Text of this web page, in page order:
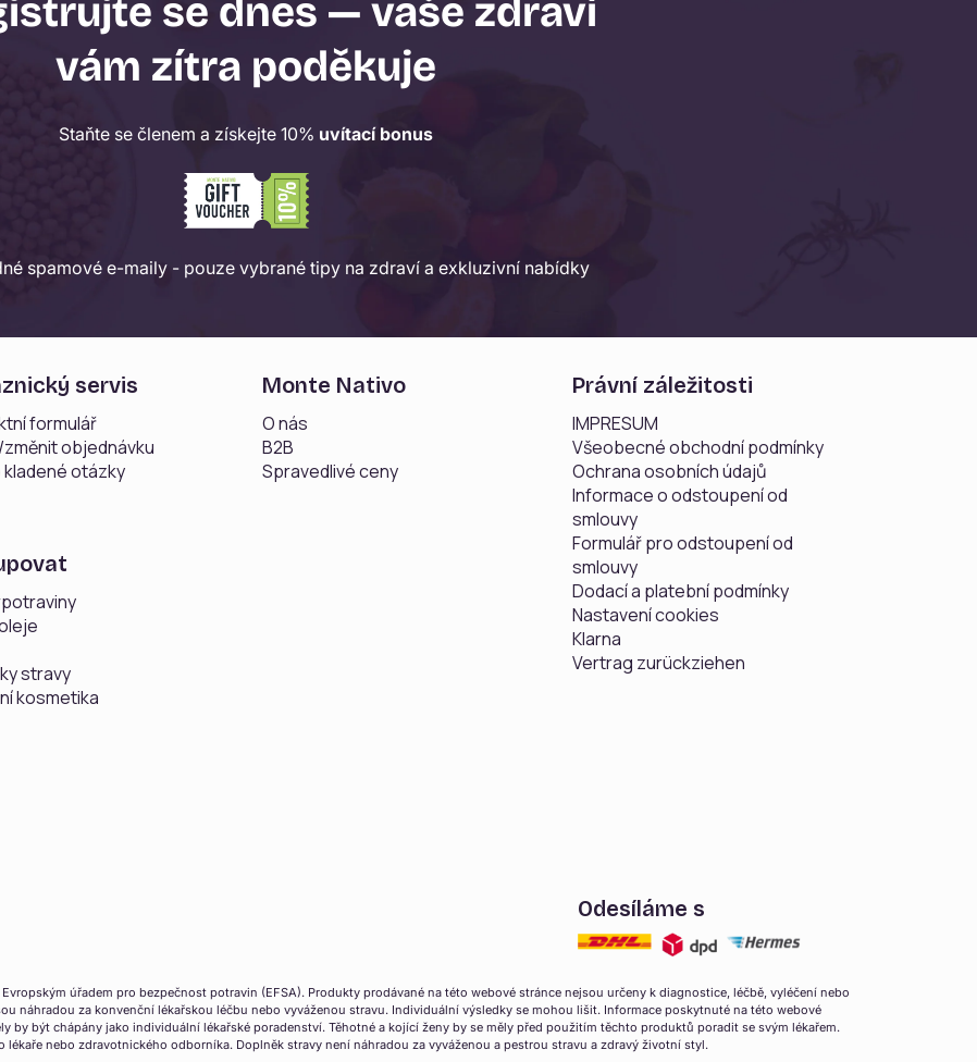
se dnes — vaše zdraví
vám zítra poděkuje
Staňte se členem a získejte 10% uvítací bonus
spamové e-maily - pouze vybrané tipy na zdraví a exkluzivní nabídky
servis
formulář
objednávku
otázky
stravy
kosmetika
Monte Nativo
O nás
B2B
Spravedlivé ceny
Právní záležitosti
IMPRESUM
Všeobecné obchodní podmínky
Ochrana osobních údajů
Informace o odstoupení od
smlouvy
Formulář pro odstoupení od
smlouvy
Dodací a platební podmínky
Nastavení cookies
Klarna
Vertrag zurückziehen
Odesíláme s
úřadem pro bezpečnost potravin (EFSA). Produkty prodávané na této webové stránce nejsou určeny k diagnostice, léčbě, vyléčení nebo
náhradou za konvenční lékařskou léčbu nebo vyváženou stravu. Individuální výsledky se mohou lišit. Informace poskytnuté na této webové
by být chápány jako individuální lékařské poradenství. Těhotné a kojící ženy by se měly před použitím těchto produktů poradit se svým lékařem.
nebo zdravotnického odborníka. Doplněk stravy není náhradou za vyváženou a pestrou stravu a zdravý životní styl.